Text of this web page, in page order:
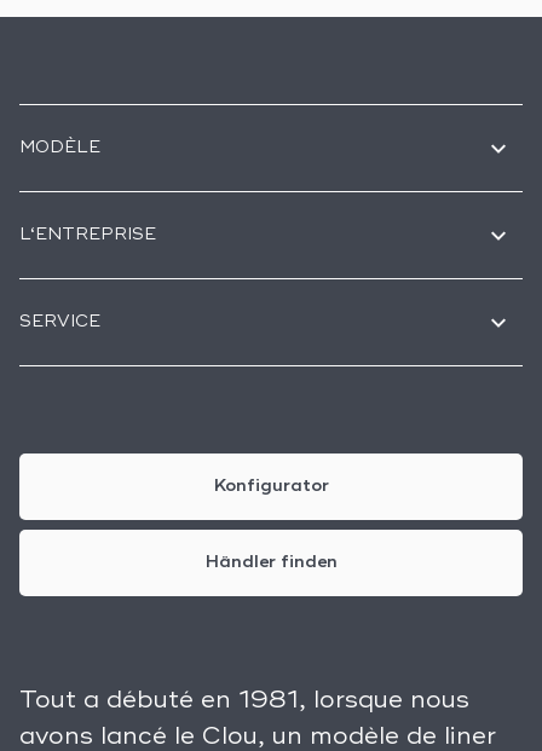
MODÈLE
L‘ENTREPRISE
SERVICE
Konfigurator
Händler finden
Tout a débuté en 1981, lorsque nous
avons lancé le Clou, un modèle de liner